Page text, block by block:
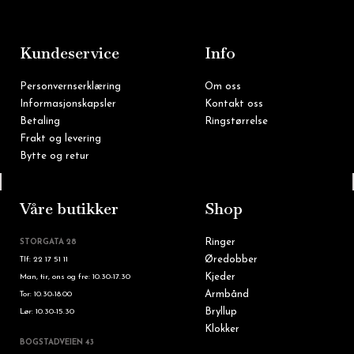
Kundeservice
Personvernserklæring
Informasjonskapsler
Betaling
Frakt og levering
Bytte og retur
Info
Om oss
Kontakt oss
Ringstørrelse
Våre butikker
STORGATA 28
Tlf: 22 17 51 11
Man, tir, ons og fre: 10.30-17.30
Tor: 10.30-18.00
Lør: 10.30-15.30
BOGSTADVEIEN 43
Shop
Ringer
Øredobber
Kjeder
Armbånd
Bryllup
Klokker